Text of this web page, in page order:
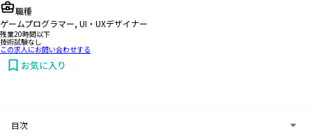
職種
ゲームプログラマー, UI・UXデザイナー
残業20時間以下
技術試験なし
この求人にお問い合わせする
お気に入り
目次